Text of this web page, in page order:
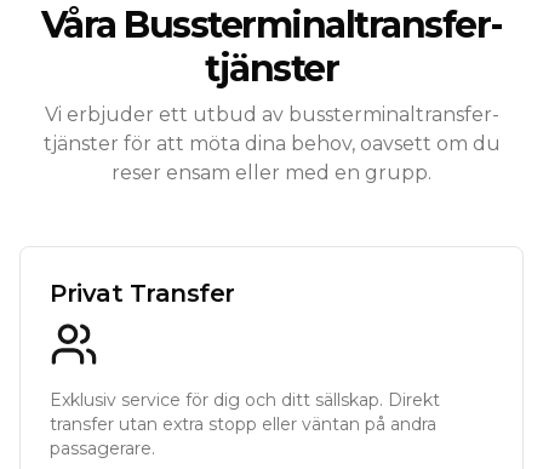
Våra Bussterminaltransfer-
tjänster
Vi erbjuder ett utbud av bussterminaltransfer-
tjänster för att möta dina behov, oavsett om du
reser ensam eller med en grupp.
Privat Transfer
Exklusiv service för dig och ditt sällskap. Direkt
transfer utan extra stopp eller väntan på andra
passagerare.